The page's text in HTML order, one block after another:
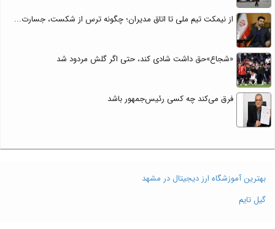
از نیمکت تیم ملی تا اتاق مدیران؛ چگونه ترس از شکست، جسارت...
«شجاع»حق داشت شادی کند، حتی اگر گلش مردود شد
فرق می‌کند چه کسی رئیس‌جمهور باشد
بهترین آموزشگاه ارز دیجیتال در مشهد
گیل تایم